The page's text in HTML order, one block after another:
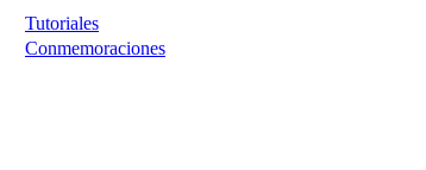
Tutoriales
Conmemoraciones